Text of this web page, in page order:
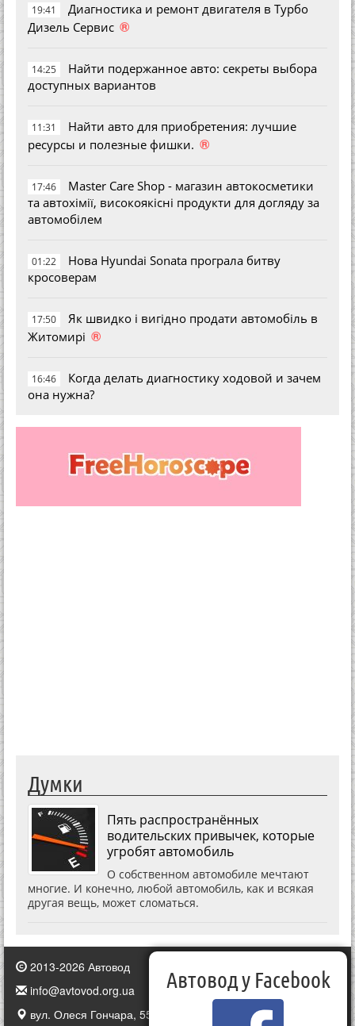
19:41
Диагностика и ремонт двигателя в Турбо
Дизель Сервис ®
14:25
Найти подержанное авто: секреты выбора
доступных вариантов
11:31
Найти авто для приобретения: лучшие
ресурсы и полезные фишки. ®
17:46
Master Care Shop - магазин автокосметики
та автохімії, високоякісні продукти для догляду за
автомобілем
01:22
Нова Hyundai Sonata програла битву
кросоверам
17:50
Як швидко і вигідно продати автомобіль в
Житомирі ®
16:46
Когда делать диагностику ходовой и зачем
она нужна?
Думки
Пять распространённых
водительских привычек, которые
угробят автомобиль
О собственном автомобиле мечтают
многие. И конечно, любой автомобиль, как и всякая
другая вещь, может сломаться.
2013-2026 Автовод
info@avtovod.org.ua
вул. Олеся Гончара, 55, Київ, Україна
Автовод у Facebook